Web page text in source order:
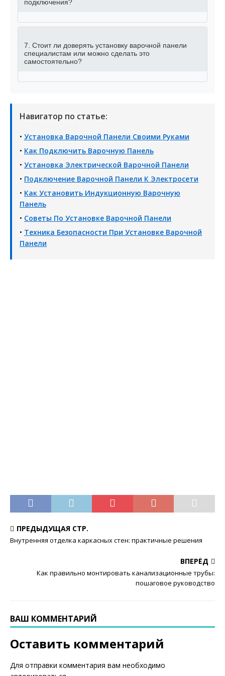
подключения?
7. Стоит ли доверять установку варочной панели
специалистам или можно сделать это
самостоятельно?
Навигатор по статье:
• Установка Варочной Панели Своими Руками
• Как Подключить Варочную Панель
• Установка Электрической Варочной Панели
• Подключение Варочной Панели К Электросети
• Как Установить Индукционную Варочную
Панель
• Советы По Установке Варочной Панели
• Техника Безопасности При Установке Варочной
Панели
ПРЕДЫДУЩАЯ СТР.
Внутренняя отделка каркасных стен: практичные решения
ВПЕРЁД
Как правильно монтировать канализационные трубы:
пошаговое руководство
ВАШ КОММЕНТАРИЙ
Оставить комментарий
Для отправки комментария вам необходимо